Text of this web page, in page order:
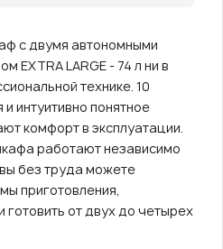
с двумя автономными
EXTRA LARGE - 74 л ни в
технике. 10
интуитивно понятное
комфорт в эксплуатации.
работают независимо
без труда можете
приготовления,
от двух до четырех